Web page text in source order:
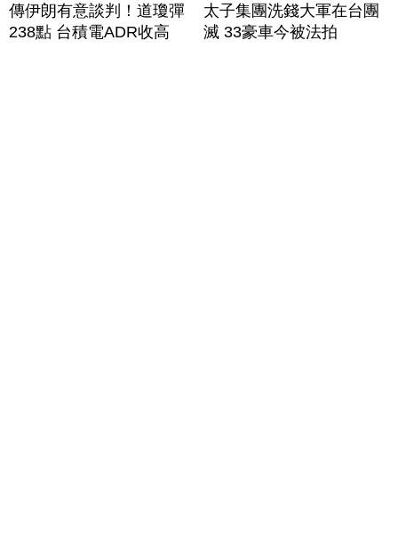
傳伊朗有意談判！道瓊彈
238點 台積電ADR收高
太子集團洗錢大軍在台團
滅 33豪車今被法拍